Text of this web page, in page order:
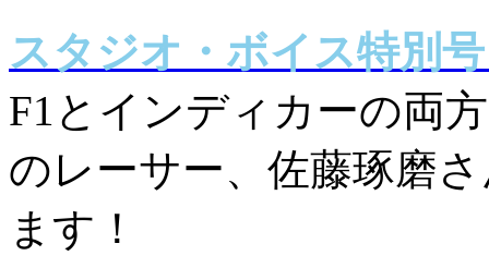
スタジオ・ボイス特別
F1とインディカーの両
のレーサー、佐藤琢磨
ます！